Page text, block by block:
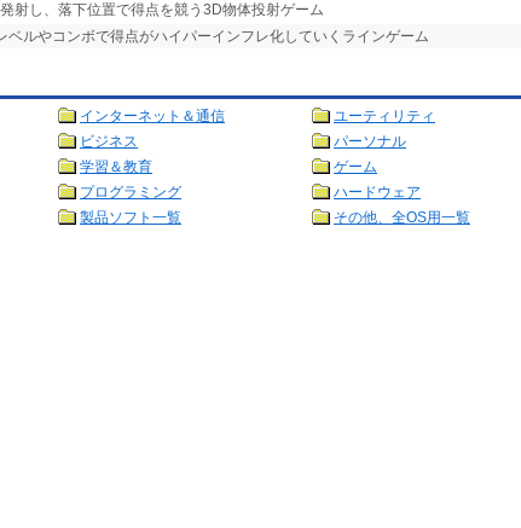
射し、落下位置で得点を競う3D物体投射ゲーム
ベルやコンボで得点がハイパーインフレ化していくラインゲーム
インターネット＆通信
ユーティリティ
ビジネス
パーソナル
学習＆教育
ゲーム
プログラミング
ハードウェア
製品ソフト一覧 その他、全OS用一覧